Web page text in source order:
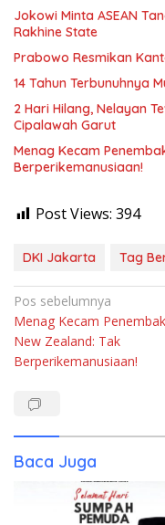
Jokowi Minta ASEAN
Rakhine State
Prabowo Resmikan
14 Tahun Terbunuhnya
2 Hari Hilang, Nelayan
Cipalawah Garut
Menag Kecam
Berperikemanusiaan!
Post Views: 394
DKI Jakarta Tag
Navigasi
pos
Pos sebelumnya
Menag Kecam
New Zealand: Tak
Berperikemanusiaan!
Baca Juga